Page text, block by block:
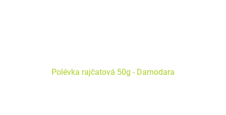
Polévka rajčatová 50g - Damodara